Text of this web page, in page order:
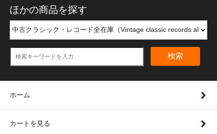
ほかの商品を探す
検索
ホーム
カートを見る